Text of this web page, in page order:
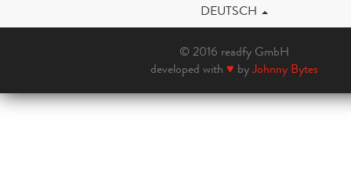
DEUTSCH
© 2016 readfy GmbH
developed with ♥ byJohnny Bytes